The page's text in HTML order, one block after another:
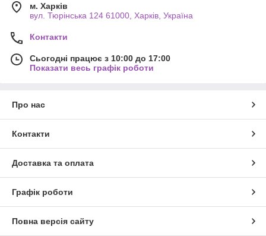
м. Харків
вул. Тюрінська 124 61000, Харків, Україна
Контакти
Сьогодні працює з 10:00 до 17:00
Показати весь графік роботи
Про нас
Контакти
Доставка та оплата
Графік роботи
Повна версія сайту